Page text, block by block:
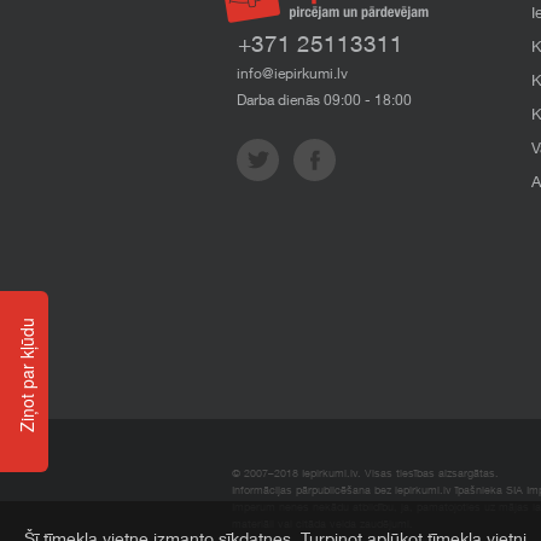
+371 25113311
info@iepirkumi.lv
Darba dienās 09:00 - 18:00
© 2007–2018 Iepirkumi.lv. Visas tiesības aizsargātas.
Informācijas pārpublicēšana bez iepirkumi.lv īpašnieka SIA
Ziņot par kļūdu